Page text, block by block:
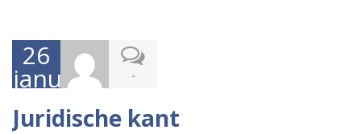
26
januari
2017
-
Juridische kant